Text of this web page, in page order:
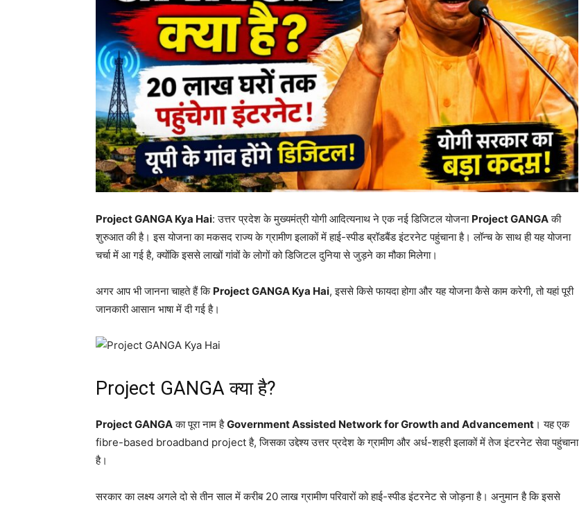
Project GANGA Kya Hai: उत्तर प्रदेश के मुख्यमंत्री योगी आदित्यनाथ ने एक नई डिजिटल योजना Project GANGAकी
शुरुआत की है। इस योजना का मकसद राज्य के ग्रामीण इलाकों में हाई-स्पीड ब्रॉडबैंड इंटरनेट पहुंचाना है। लॉन्च के साथ ही यह योजना
चर्चा में आ गई है, क्योंकि इससे लाखों गांवों के लोगों को डिजिटल दुनिया से जुड़ने का मौका मिलेगा।
अगर आप भी जानना चाहते हैं कि Project GANGA Kya Hai, इससे किसे फायदा होगा और यह योजना कैसे काम करेगी, तो यहां पूरी
जानकारी आसान भाषा में दी गई है।
Project GANGA क्या है?
Project GANGAका पूरा नाम हैGovernment Assisted Network for Growth and Advancement । यह एक
fibre-based broadband project है, जिसका उद्देश्य उत्तर प्रदेश के ग्रामीण और अर्ध-शहरी इलाकों में तेज इंटरनेट सेवा पहुंचाना
है।
सरकार का लक्ष्य अगले दो से तीन साल में करीब 20 लाख ग्रामीण परिवारों को हाई-स्पीड इंटरनेट से जोड़ना है। अनुमान है कि इससे